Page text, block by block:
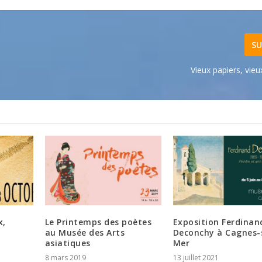
Vieux papiers,
Le Printemps des poètes
au Musée des Arts
asiatiques
8 mars 2019
Exposition
Deconchy à
Mer
13 juillet 2021